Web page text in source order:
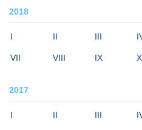
2018
I II III
VII VIII IX X
2017
I II III